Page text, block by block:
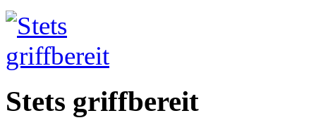
Stets griffbereit